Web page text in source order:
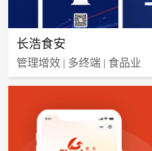
长浩食安
管理增效 | 多终端 | 食品业